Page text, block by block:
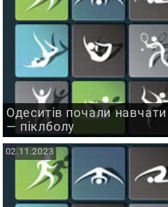
Одеситів почали
— піклболу
02.11.2023